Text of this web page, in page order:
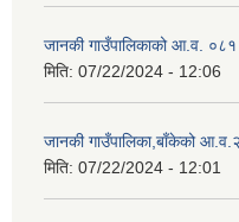
जानकी गाउँपालिकाको आ.व.
मिति: 07/22/2024 - 12:06
जानकी गाउँपालिका,बाँकेको
मिति: 07/22/2024 - 12:01